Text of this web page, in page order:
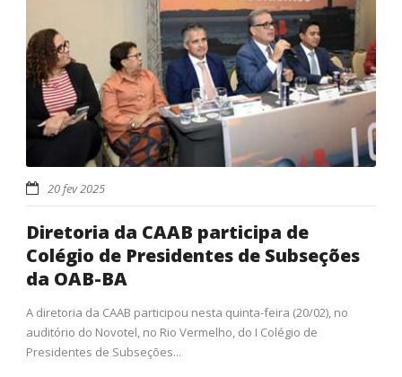
20 fev 2025
Diretoria da CAAB participa de
Colégio de Presidentes de Subseções
da OAB-BA
A diretoria da CAAB participou nesta quinta-feira (20/02), no
auditório do Novotel, no Rio Vermelho, do I Colégio de
Presidentes de Subseções...